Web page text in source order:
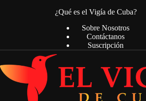
¿Qué es el Vigía de Cuba?
Sobre Nosotros
Contáctanos
Suscripción